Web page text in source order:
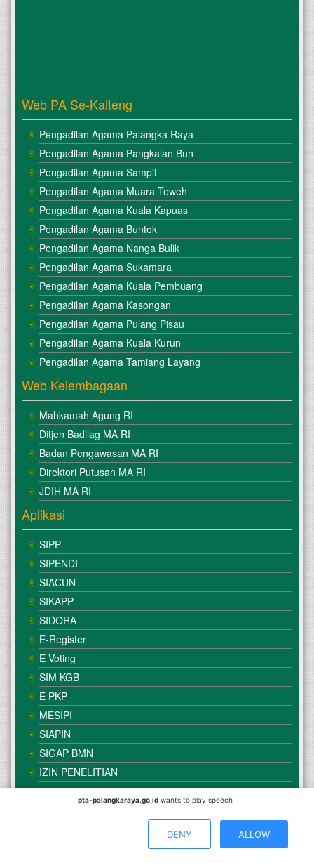
Web PA Se-Kalteng
Pengadilan Agama Palangka Raya
Pengadilan Agama Pangkalan Bun
Pengadilan Agama Sampit
Pengadilan Agama Muara Teweh
Pengadilan Agama Kuala Kapuas
Pengadilan Agama Buntok
Pengadilan Agama Nanga Bulik
Pengadilan Agama Sukamara
Pengadilan Agama Kuala Pembuang
Pengadilan Agama Kasongan
Pengadilan Agama Pulang Pisau
Pengadilan Agama Kuala Kurun
Pengadilan Agama Tamiang Layang
Web Kelembagaan
Mahkamah Agung RI
Ditjen Badilag MA RI
Badan Pengawasan MA RI
Direktori Putusan MA RI
JDIH MA RI
Aplikasi
SIPP
SIPENDI
SIACUN
SIKAPP
SIDORA
E-Register
E Voting
SIM KGB
E PKP
MESIPI
SIAPIN
SIGAP BMN
IZIN PENELITIAN
Agama Palangka Raya
Direkomendasikan Menggunakan Browser :
Mozilla Firefox
Google Chrome
pta-palangkaraya.go.id wants to play speech
DENY ALLOW